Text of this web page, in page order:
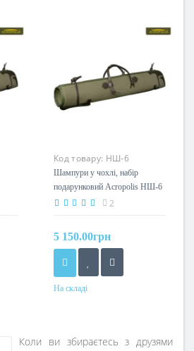
Код товару: НШ-6
Шампури у чохлі, набір
подарунковий Acropolis НШ-6
2
5 150.00грн
На складі
Коли ви збираєтесь з друзями